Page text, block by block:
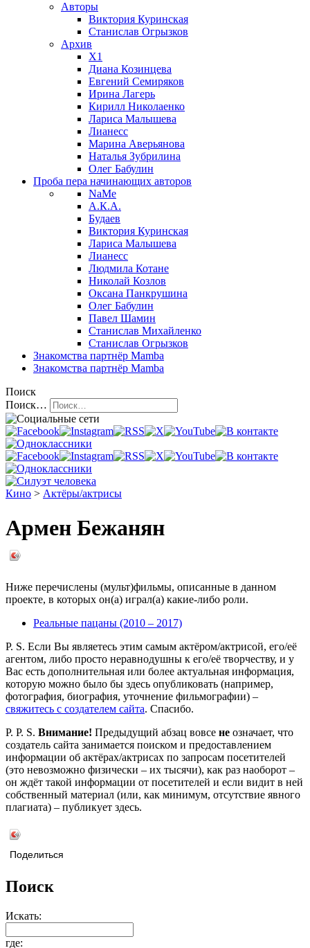
Авторы
Виктория Куринская
Станислав Огрызков
Архив
X1
Диана Козинцева
Евгений Семиряков
Ирина Лагерь
Кирилл Николаенко
Лариса Малышева
Лианесс
Марина Аверьянова
Наталья Зубрилина
Олег Бабулин
Проба пера начинающих авторов
NaMe
А.К.А.
Будаев
Виктория Куринская
Лариса Малышева
Лианесс
Людмила Котане
Николай Козлов
Оксана Панкрушина
Олег Бабулин
Павел Шамин
Станислав Михайленко
Станислав Огрызков
Знакомства партнёр Mamba
Знакомства партнёр Mamba
Поиск
Поиск…
Кино > Актёры/актрисы
Армен Бежанян
Ниже перечислены (мульт)фильмы, описанные в данном
проекте, в которых он(а) играл(а) какие-либо роли.
Реальные пацаны (2010 – 2017)
P. S. Если Вы являетесь этим самым актёром/актрисой, его/её
агентом, либо просто неравнодушны к его/её творчеству, и у
Вас есть дополнительная или более актуальная информация,
которую можно было бы здесь опубликовать (например,
фотография, биография, уточнение фильмографии) –
свяжитесь с создателем сайта. Спасибо.
P. P. S. Внимание! Предыдущий абзац вовсе не означает, что
создатель сайта занимается поиском и предоставлением
информации об актёрах/актрисах по запросам посетителей
(это невозможно физически – их тысячи), как раз наоборот –
он ждёт такой информации от посетителей и если видит в ней
собственный материал (или, как минимум, отсутствие явного
плагиата) – публикует здесь.
Поделиться
Поиск
Искать:
где: